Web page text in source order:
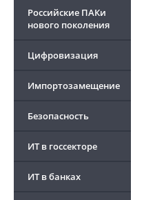
Российские ПАКи
нового поколения
Цифровизация
Импортозамещение
Безопасность
ИТ в госсекторе
ИТ в банках